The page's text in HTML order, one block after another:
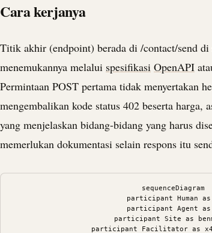
Cara kerjanya
Titik akhir (endpoint) berada di /contact/send di
menemukannya melalui spesifikasi OpenAPI
Permintaan POST pertama tidak menyertakan
mengembalikan kode status 402 beserta harga,
yang menjelaskan bidang-bidang yang harus
memerlukan dokumentasi selain respons itu
sequenceDiagram
participant Human as
participant Agent as
participant Site as
participant Facilitator as